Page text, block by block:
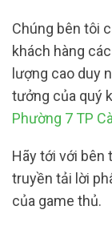
Chúng bên tôi
khách hàng
lượng cao duy
tưởng của quý
Phường 7 TP
Hãy tới với bên
truyền tải lời
của game thủ.